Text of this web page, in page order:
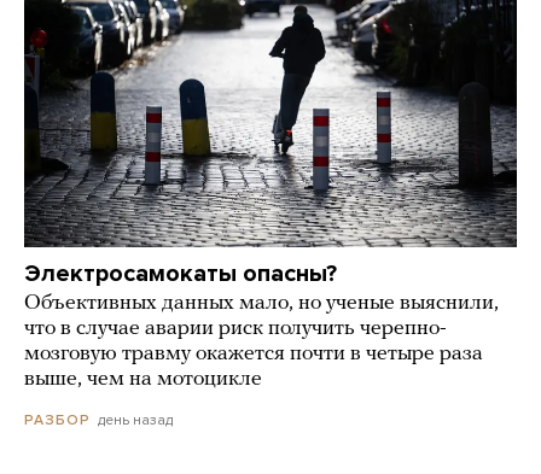
Электросамокаты опасны?
Объективных данных мало, но ученые выяснили,
что в случае аварии риск получить черепно-
мозговую травму окажется почти в четыре раза
выше, чем на мотоцикле
РАЗБОР день назад